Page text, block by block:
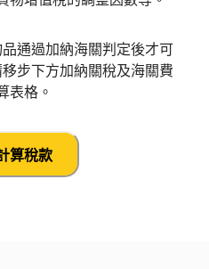
通過加納海關判定後才可
步下方加納關稅及海關費
表格。
算稅款